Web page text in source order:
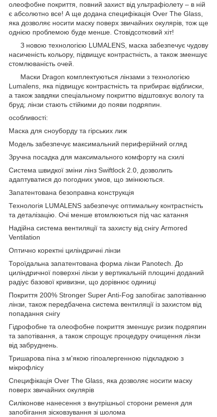
олеофобне покриття, повний захист від ультрафіолету – в ній
є абсолютно все! А ще додана специфікація Over The Glass,
яка дозволяє носити маску поверх звичайних окулярів, тож ще
однією проблемою буде менше. Стовідсотковий хіт!
З новою технологією LUMALENS, маска забезпечує чудову
насиченість кольору, підвищує контрастність, а також зменшує
стомлюваність очей.
Маски Dragon комплектуються лінзами з технологією
Lumalens, яка підвищує контрастність та прибирає відблиски,
а також завдяки спеціальному покриттю відштовхує вологу та
бруд; лінзи стають стійкими до появи подряпин.
особливості:
Маска для сноуборду та гірських лиж
Модель забезпечує максимальний периферійний огляд
Зручна посадка для максимального комфорту на схилі
Система швидкої зміни лінз Swiftlock 2.0, дозволить
адаптуватися до погодних умов, що змінюються.
Запатентована безоправна конструкція
Технологія LUMALENS забезпечує оптимальну контрастність
та деталізацію. Очі менше втомлюються під час катання
Надійна система вентиляції та захисту від снігу Armored
Ventilation
Оптично коректні циліндричні лінзи
Тороїдальна запатентована форма лінзи Panotech. До
циліндричної поверхні лінзи у вертикальній площині доданий
радіус базової кривизни, що дорівнює одиниці
Покриття 200% Stronger Super Anti-Fog запобігає запотіванню
лінзи, також передбачена система вентиляції із захистом від
попадання снігу
Гідрофобне та олеофобне покриття зменшує ризик подряпин
та запотівання, а також спрощує процедуру очищення лінзи
від забруднень.
Тришарова піна з м'якою гіпоалергенною підкладкою з
мікрофлісу
Специфікація Over The Glass, яка дозволяє носити маску
поверх звичайних окулярів
Силіконове нанесення з внутрішньої сторони ременя для
запобігання зісковзування зі шолома